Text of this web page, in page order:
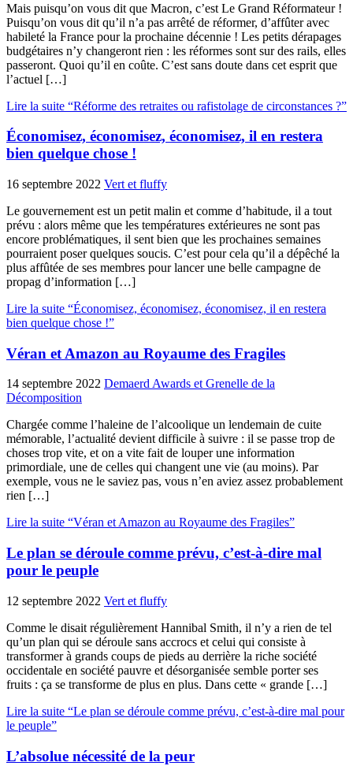
Mais puisqu’on vous dit que Macron, c’est Le Grand Réformateur !
Puisqu’on vous dit qu’il n’a pas arrêté de réformer, d’affûter avec
habileté la France pour la prochaine décennie ! Les petits dérapages
budgétaires n’y changeront rien : les réformes sont sur des rails, elles
passeront. Quoi qu’il en coûte. C’est sans doute dans cet esprit que
l’actuel […]
Lire la suite “Réforme des retraites ou rafistolage de circonstances ?”
Économisez, économisez, économisez, il en restera
bien quelque chose !
16 septembre 2022 Vert et fluffy
Le gouvernement est un petit malin et comme d’habitude, il a tout
prévu : alors même que les températures extérieures ne sont pas
encore problématiques, il sent bien que les prochaines semaines
pourraient poser quelques soucis. C’est pour cela qu’il a dépêché la
plus affûtée de ses membres pour lancer une belle campagne de
propag d’information […]
Lire la suite “Économisez, économisez, économisez, il en restera
bien quelque chose !”
Véran et Amazon au Royaume des Fragiles
14 septembre 2022 Demaerd Awards et Grenelle de la
Décomposition
Chargée comme l’haleine de l’alcoolique un lendemain de cuite
mémorable, l’actualité devient difficile à suivre : il se passe trop de
choses trop vite, et on a vite fait de louper une information
primordiale, une de celles qui changent une vie (au moins). Par
exemple, vous ne le saviez pas, vous n’en aviez assez probablement
rien […]
Lire la suite “Véran et Amazon au Royaume des Fragiles”
Le plan se déroule comme prévu, c’est-à-dire mal
pour le peuple
12 septembre 2022 Vert et fluffy
Comme le disait régulièrement Hannibal Smith, il n’y a rien de tel
qu’un plan qui se déroule sans accrocs et celui qui consiste à
transformer à grands coups de pieds au derrière la riche société
occidentale en société pauvre et désorganisée semble porter ses
fruits : ça se transforme de plus en plus. Dans cette « grande […]
Lire la suite “Le plan se déroule comme prévu, c’est-à-dire mal pour
le peuple”
L’absolue nécessité de la peur